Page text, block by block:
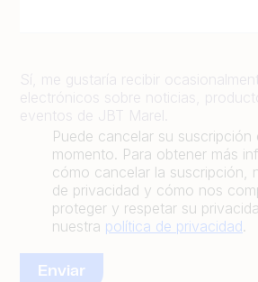
Sí, me gustaría recibir
electrónicos sobre noticias,
eventos de JBT Marel.
Puede cancelar su suscripción
momento. Para obtener más
cómo cancelar la suscripción,
de privacidad y cómo nos
proteger y respetar su
nuestra política de privacidad.